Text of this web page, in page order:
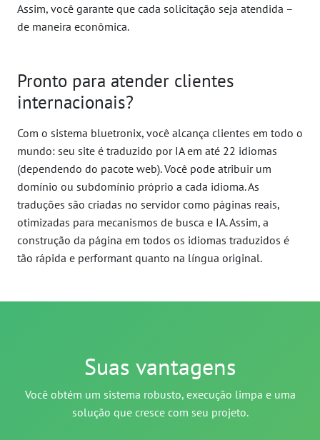
Assim, você garante que cada solicitação seja atendida –
de maneira econômica.
Pronto para atender clientes
internacionais?
Com o sistema bluetronix, você alcança clientes em todo o
mundo: seu site é traduzido por IA em até 22 idiomas
(dependendo do pacote web). Você pode atribuir um
domínio ou subdomínio próprio a cada idioma. As
traduções são criadas no servidor como páginas reais,
otimizadas para mecanismos de busca e IA. Assim, a
construção da página em todos os idiomas traduzidos é
tão rápida e performant quanto na língua original.
Suas vantagens
Você obtém um sistema robusto, execução limpa e uma
solução que cresce com seu projeto.